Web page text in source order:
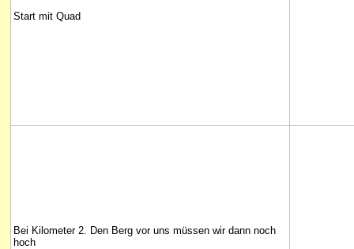
Start mit Quad
Bei Kilometer 2. Den Berg vor uns müssen wir dann noch
hoch